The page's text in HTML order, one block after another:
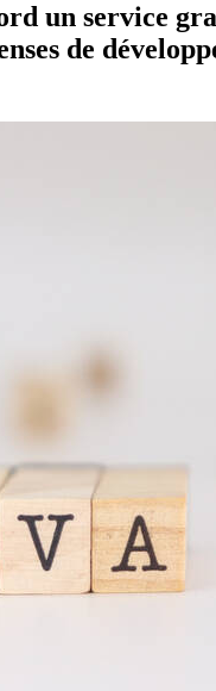
un service
de